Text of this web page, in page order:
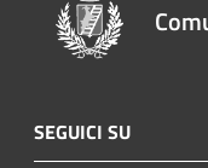
SEGUICI SU